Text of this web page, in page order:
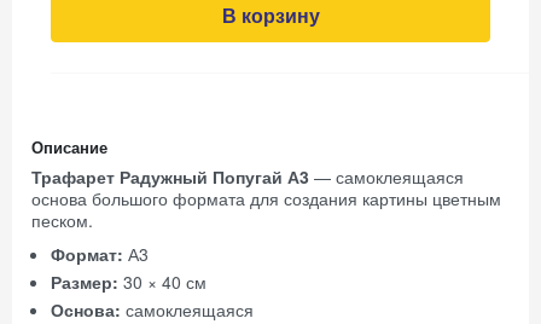
В корзину
Описание
Трафарет Радужный Попугай А3 — самоклеящаяся
основа большого формата для создания картины цветным
песком.
Формат: А3
Размер: 30 × 40 см
Основа: самоклеящаяся